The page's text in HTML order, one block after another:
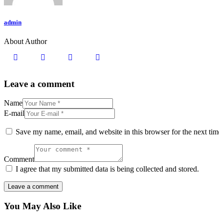
admin
About Author
facebook- twitter- dribble-
new
instagram
Leave a comment
Name
E-mail
Save my name, email, and website in this browser for the next
Comment
I agree that my submitted data is being collected and stored.
You May Also Like